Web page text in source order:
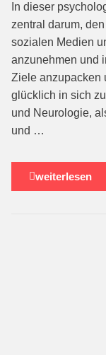
In dieser
zentral darum,
sozialen Medien
anzunehmen und
Ziele anzupacken
glücklich in sich
und Neurologie,
und …
weiterlesen